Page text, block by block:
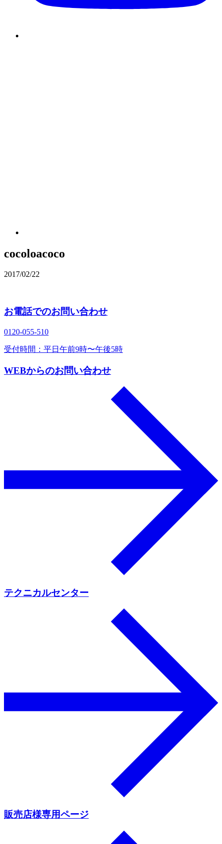
cocoloacoco
2017/02/22
お電話でのお問い合わせ
0120‐055‐510
受付時間：平日午前9時〜午後5時
WEBからのお問い合わせ
テクニカルセンター
販売店様専用ページ